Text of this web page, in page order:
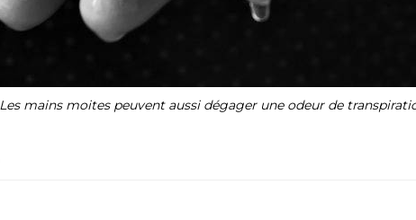
Les mains moites peuvent aussi dégager une odeur de